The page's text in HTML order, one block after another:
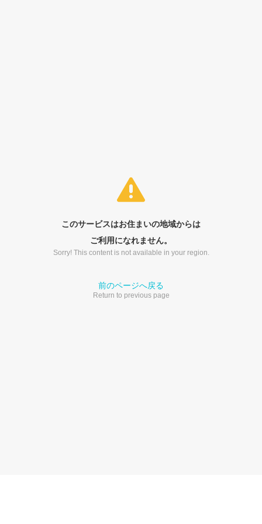
このサービスはお住まいの地域からは
ご利用になれません。
Sorry! This content is not available in your region.
前のページへ戻る
Return to previous page